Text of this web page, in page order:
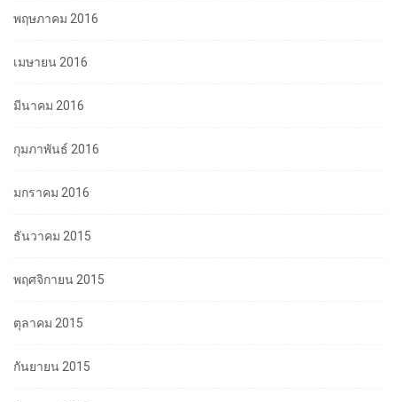
พฤษภาคม 2016
เมษายน 2016
มีนาคม 2016
กุมภาพันธ์ 2016
มกราคม 2016
ธันวาคม 2015
พฤศจิกายน 2015
ตุลาคม 2015
กันยายน 2015